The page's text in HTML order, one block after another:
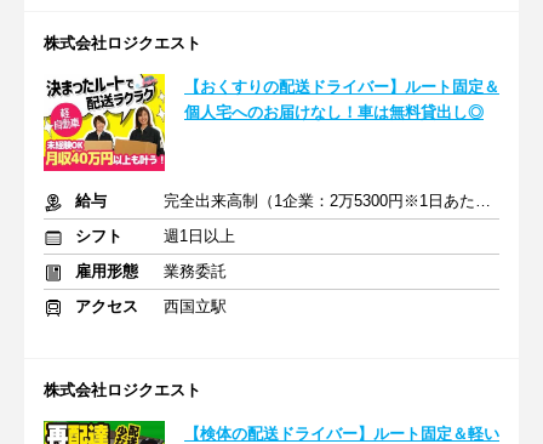
株式会社ロジクエスト
【おくすりの配送ドライバー】ルート固定＆
個人宅へのお届けなし！車は無料貸出し◎
給与
完全出来高制（1企業：2万5300円※1日あたり）
シフト
週1日以上
雇用形態
業務委託
アクセス
西国立駅
株式会社ロジクエスト
【検体の配送ドライバー】ルート固定＆軽い